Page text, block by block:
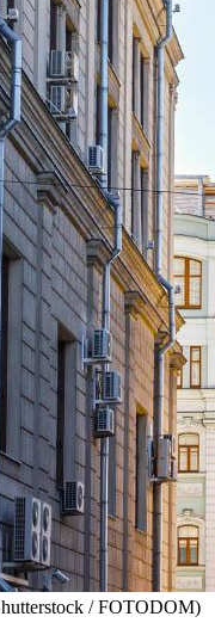
/ FOTODOM)